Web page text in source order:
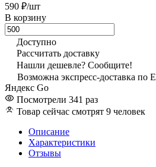
590 ₽/шт
В корзину
Доступно
Рассчитать доставку
Нашли дешевле? Сообщите!
Возможна экспресс-доставка по
Яндекс Go
Посмотрели 341 раз
Товар сейчас смотрят 9 человек
Описание
Характеристики
Отзывы